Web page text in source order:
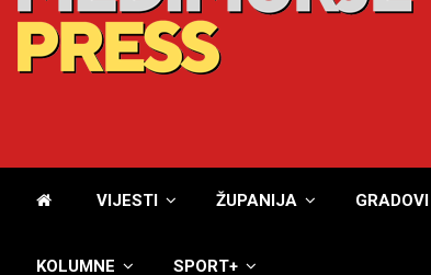
VIJESTI ŽUPANIJA GRADOVI
KOLUMNE SPORT+